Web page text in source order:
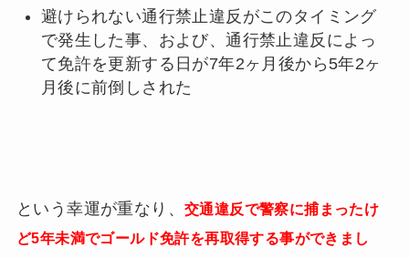
避けられない通行禁止違反がこのタイミング
で発生した事、および、通行禁止違反によっ
て免許を更新する日が7年2ヶ月後から5年2ヶ
月後に前倒しされた
という幸運が重なり、 交通違反で警察に捕まったけ
ど5年未満でゴールド免許を再取得する事ができまし